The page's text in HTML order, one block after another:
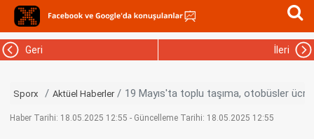
Geri İleri
Sporx Aktüel Haberler 19 Mayıs'ta toplu taşıma, otobüsler
Haber Tarihi: 18.05.2025 12:55 - Güncelleme Tarihi: 18.05.2025 12:55